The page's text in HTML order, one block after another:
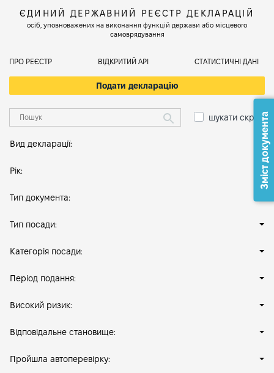
ЄДИНИЙ ДЕРЖАВНИЙ РЕЄСТР ДЕКЛАРАЦІЙ
осіб, уповноважених на виконання функцій держави або місцевого
самоврядування
ПРО РЕЄСТР ВІДКРИТИЙ АРІ СТАТИСТИЧНІ ДАНІ
Подати декларацію
шукати скрізь
Вид декларації:
Рік:
Тип документа:
Тип посади:
Категорія посади:
Період подання:
Високий ризик:
Відповідальне становище:
Пройшла автоперевірку:
Зміст документа